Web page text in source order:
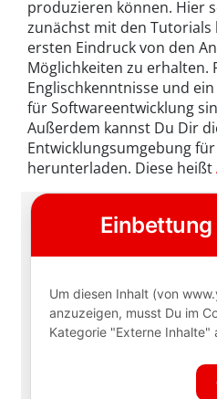
produzieren können. Hier
zunächst mit den Tutorials
ersten Eindruck von den
Möglichkeiten zu erhalten.
Englischkenntnisse und
für Softwareentwicklung
Außerdem kannst Du Dir
Entwicklungsumgebung
herunterladen. Diese heißt